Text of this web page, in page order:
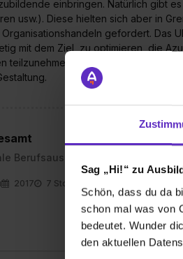
Sag „Hi!“ zu
Schön, dass du da
schon mal was von
bedeutet. Wunder
den aktuellen
einbringen. Natürlich gibt
usw.). Diese hielten sich aber in
gefordert. Das
mit dem Ziel, zu optimieren, die
teilzunehmen. Die Verwaltung ist
Berufsausbildung
2017 7 Std. pro Tag